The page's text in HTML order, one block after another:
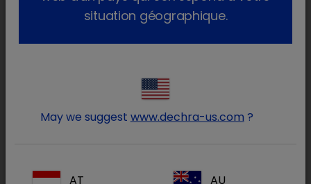
Connectez-vous à votre
compte Dechra
situation géographique.
May we suggest www.dechra-us.com ?
AT AU